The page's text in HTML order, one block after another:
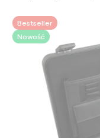
Bestseller
Nowość